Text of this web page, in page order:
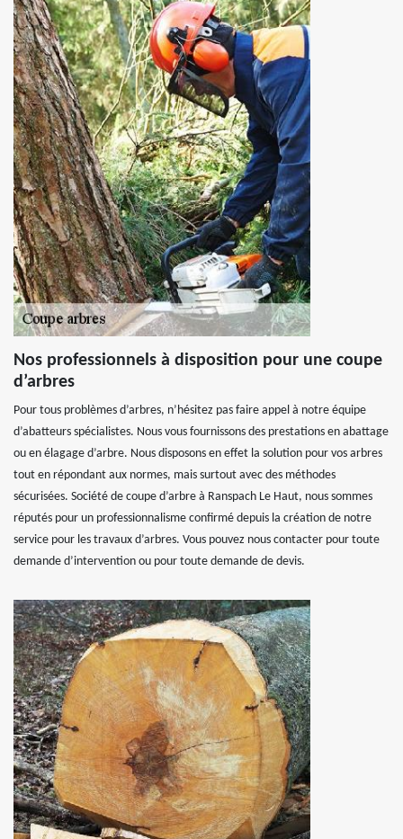
Nos professionnels à disposition pour une coupe
d’arbres
Pour tous problèmes d’arbres, n’hésitez pas faire appel à notre équipe
d’abatteurs spécialistes. Nous vous fournissons des prestations en abattage
ou en élagage d’arbre. Nous disposons en effet la solution pour vos arbres
tout en répondant aux normes, mais surtout avec des méthodes
sécurisées. Société de coupe d’arbre à Ranspach Le Haut, nous sommes
réputés pour un professionnalisme confirmé depuis la création de notre
service pour les travaux d’arbres. Vous pouvez nous contacter pour toute
demande d’intervention ou pour toute demande de devis.